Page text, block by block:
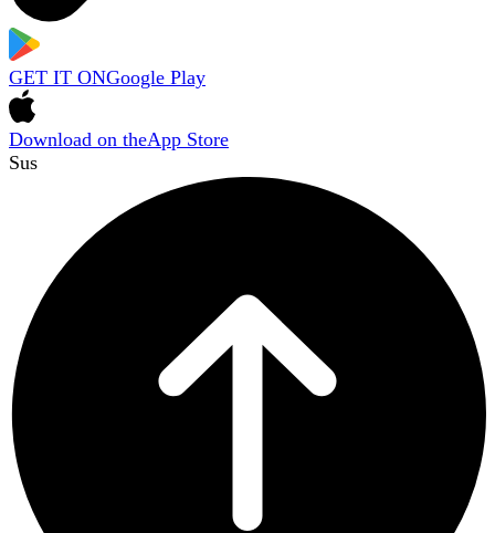
GET IT ONGoogle Play
Download on theApp Store
Sus